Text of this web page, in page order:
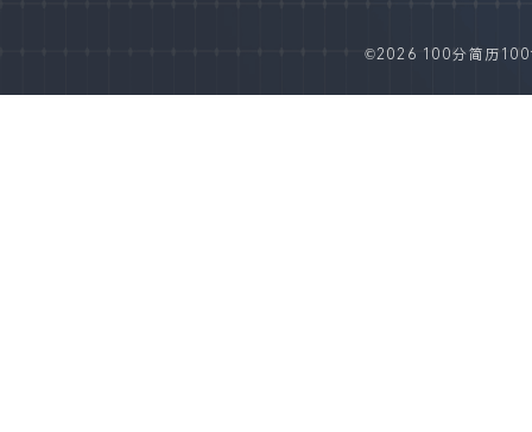
©2026 100分简历